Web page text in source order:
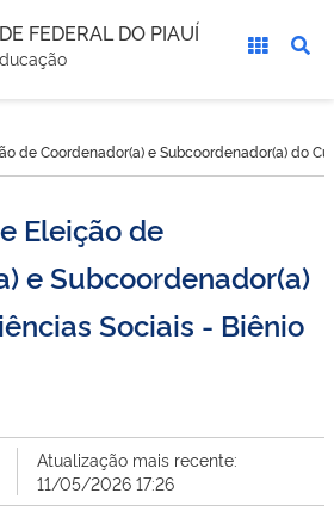
FEDERAL DO PIAUÍ
de Coordenador(a) e Subcoordenador(a) do
Eleição de
e Subcoordenador(a)
Sociais - Biênio
Atualização mais recente:
11/05/2026 17:26